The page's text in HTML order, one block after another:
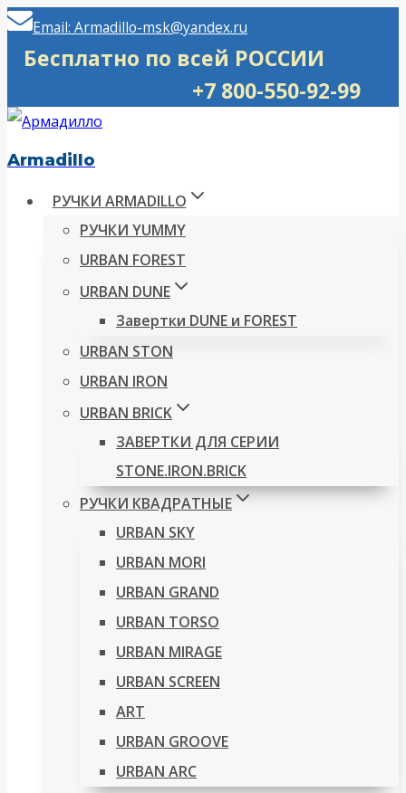
Перейти
Email: Armadillo-msk@yandex.ru
Бесплатно по всей РОССИИ
+7 800-550-92-99
Armadillo
РУЧКИ ARMADILLO
РУЧКИ YUMMY
URBAN FOREST
URBAN DUNE
Завертки DUNE и FOREST
URBAN STON
URBAN IRON
URBAN BRICK
ЗАВЕРТКИ ДЛЯ СЕРИИ
STONE.IRON.BRICK
РУЧКИ КВАДРАТНЫЕ
URBAN SKY
URBAN MORI
URBAN GRAND
URBAN TORSO
URBAN MIRAGE
URBAN SCREEN
ART
URBAN GROOVE
URBAN ARC